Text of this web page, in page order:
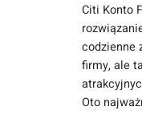
Citi Konto
codzienne
firmy, ale
Oto